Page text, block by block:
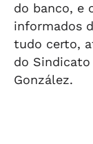
do banco, e
informados
tudo certo,
do Sindicato
González.